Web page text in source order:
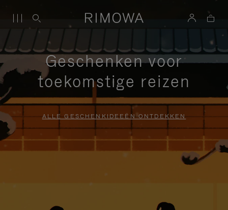
Geschenken voor
toekomstige reizen
ALLE GESCHENKIDEEËN ONTDEKKEN